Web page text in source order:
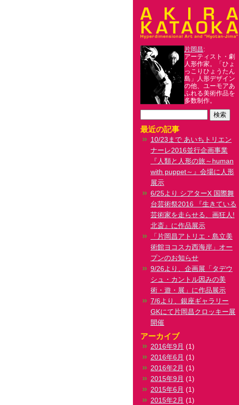
片岡昌アーカイブ・プロジェクト
片岡昌:
アーティスト・劇
人形作家。「ひょ
っこりひょうたん
島」人形デザイン
の他、ユーモアあ
ふれる美術作品を
多数制作。
最近の記事
10/23まで あいちトリエン
ナーレ2016並行企画事業
『人類と人形の旅～human
with puppet～』会場に人形
展示
6/25より シアターΧ 国際舞
台芸術祭2016 『生きている
芸術家を走らせる、画狂人!
北斎』に作品展示
「片岡昌アトリエ・島立美
術館ヨコスカ西海岸」オー
プンのお知らせ
9/26より、企画展「タデウ
シュ・カントル因みの美
術・遊・展」に作品展示
7/6より、銀座ギャラリー
GKにて片岡昌クロッキー展
開催
アーカイブ
2016年9月 (1)
2016年6月 (1)
2016年2月 (1)
2015年9月 (1)
2015年6月 (1)
2015年2月 (1)